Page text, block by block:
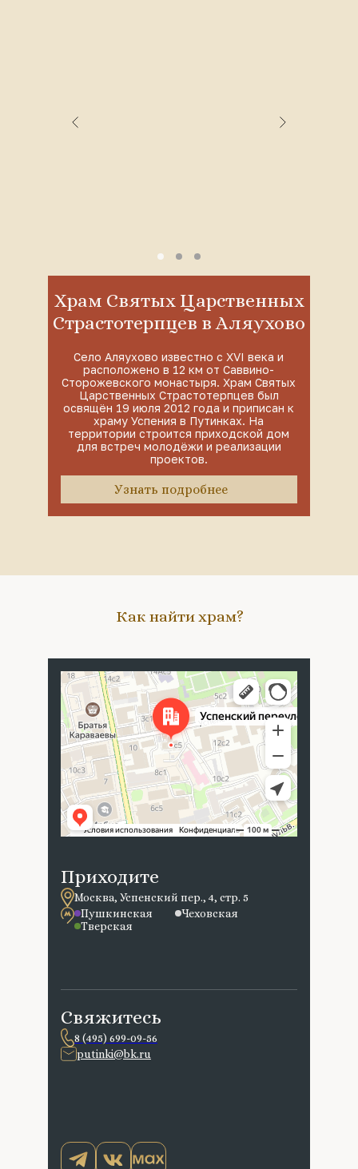
Храм Святых Царственных
Страстотерпцев в Аляухово
Село Аляухово известно с XVI века и
расположено в 12 км от Саввино-
Сторожевского монастыря. Храм Святых
Царственных Страстотерпцев был
освящён 19 июля 2012 года и приписан к
храму Успения в Путинках. На
территории строится приходской дом
для встреч молодёжи и реализации
проектов.
Узнать подробнее
Свяжитесь
8 (495) 699-09-56
putinki@bk.ru
Приходите
Москва, Успенский пер., 4, стр. 5
Пушкинская
Чеховская
Тверская
Как найти храм?
Москва
Успенский переулок, 4с5 — Яндекс Карты